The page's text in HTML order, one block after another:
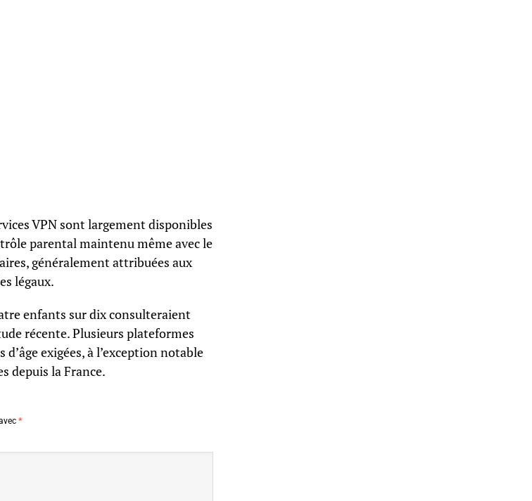
VPN sont largement disponibles
parental maintenu même avec le
généralement attribuées aux
légaux.
enfants sur dix consulteraient
récente. Plusieurs plateformes
exigées, à l’exception notable
depuis la France.
*